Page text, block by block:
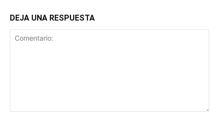
DEJA UNA RESPUESTA